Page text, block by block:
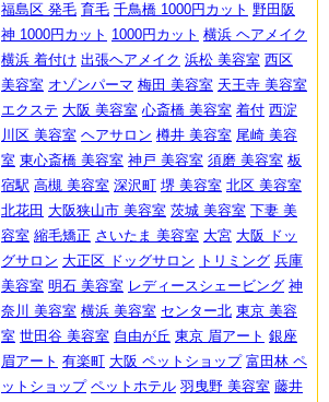
福島区 発毛 育毛 千鳥橋 1000円カット 野田阪
神 1000円カット 1000円カット 横浜 ヘアメイク
横浜 着付け 出張ヘアメイク 浜松 美容室 西区
美容室 オゾンパーマ 梅田 美容室 天王寺 美容室
エクステ 大阪 美容室 心斎橋 美容室 着付 西淀
川区 美容室 ヘアサロン 樽井 美容室 尾崎 美容
室 東心斎橋 美容室 神戸 美容室 須磨 美容室 板
宿駅 高槻 美容室 深沢町 堺 美容室 北区 美容室
北花田 大阪狭山市 美容室 茨城 美容室 下妻 美
容室 縮毛矯正 さいたま 美容室 大宮 大阪 ドッ
グサロン 大正区 ドッグサロン トリミング 兵庫
美容室 明石 美容室 レディースシェービング 神
奈川 美容室 横浜 美容室 センター北 東京 美容
室 世田谷 美容室 自由が丘 東京 眉アート 銀座
眉アート 有楽町 大阪 ペットショップ 富田林 ペ
ットショップ ペットホテル 羽曳野 美容室 藤井